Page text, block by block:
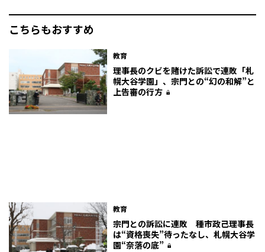
こちらもおすすめ
教育
理事長のクビを賭けた訴訟で連敗「札
幌大谷学園」、宗門との“幻の和解”と
上告審の行方
教育
宗門との訴訟に連敗 種市政己理事長
は“資格喪失”待ったなし、札幌大谷学
園“奈落の底”